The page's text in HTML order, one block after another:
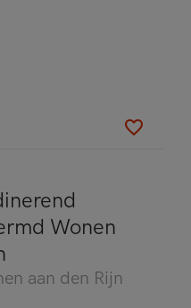
Wonen
aan den Rijn